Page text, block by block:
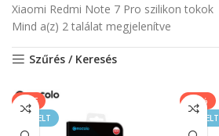
Xiaomi Redmi Note 7 Pro szilikon tokok
Mind a(z) 2 találat megjelenítve
Szűrés / Keresés
SALE
KIEMELT
-11%
KIEMELT